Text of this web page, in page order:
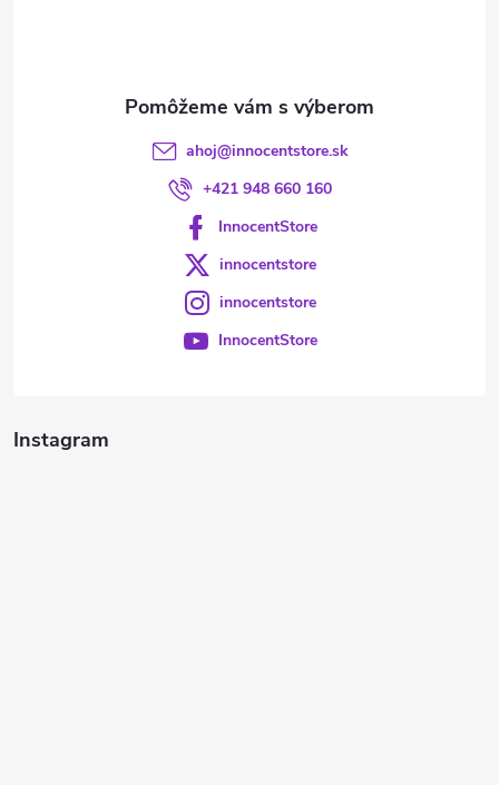
Instagram
ahoj@innocentstore.sk
+421 948 660 160
InnocentStore
innocentstore
innocentstore
InnocentStore